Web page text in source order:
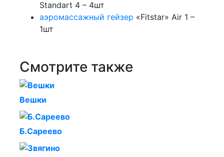
Standart 4 – 4шт
аэромассажный гейзер «Fitstar» Air 1 –
1шт
Смотрите также
Вешки
Б.Сареево